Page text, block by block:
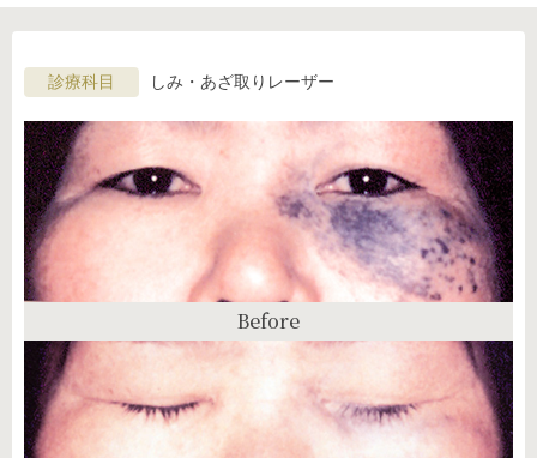
診療科目 しみ・あざ取りレーザー
Before